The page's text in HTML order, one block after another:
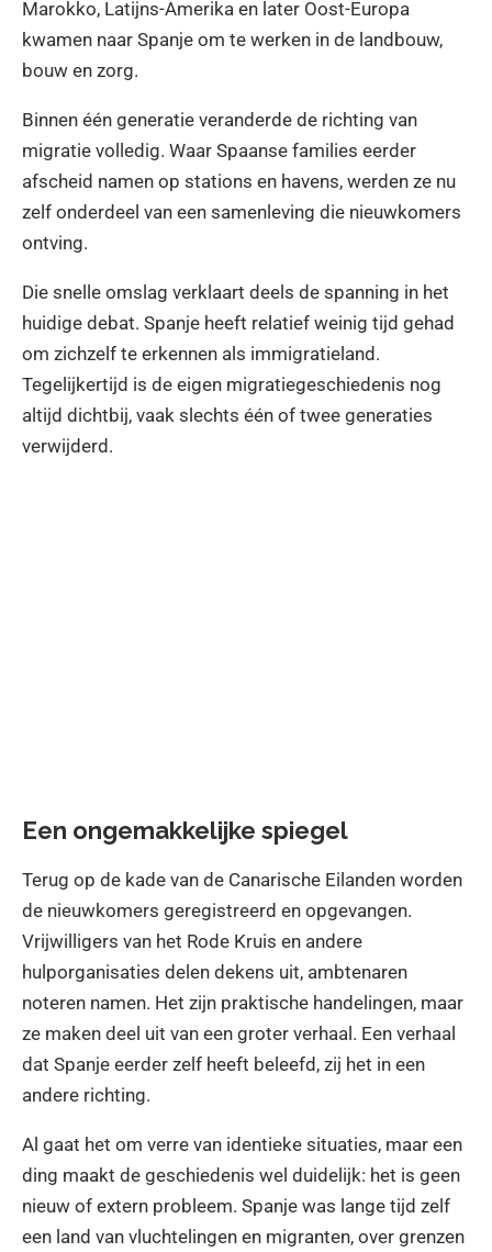
Marokko, Latijns-Amerika en later Oost-Europa
kwamen naar Spanje om te werken in de landbouw,
bouw en zorg.
Binnen één generatie veranderde de richting van
migratie volledig. Waar Spaanse families eerder
afscheid namen op stations en havens, werden ze nu
zelf onderdeel van een samenleving die nieuwkomers
ontving.
Die snelle omslag verklaart deels de spanning in het
huidige debat. Spanje heeft relatief weinig tijd gehad
om zichzelf te erkennen als immigratieland.
Tegelijkertijd is de eigen migratiegeschiedenis nog
altijd dichtbij, vaak slechts één of twee generaties
verwijderd.
Een ongemakkelijke spiegel
Terug op de kade van de Canarische Eilanden worden
de nieuwkomers geregistreerd en opgevangen.
Vrijwilligers van het Rode Kruis en andere
hulporganisaties delen dekens uit, ambtenaren
noteren namen. Het zijn praktische handelingen, maar
ze maken deel uit van een groter verhaal. Een verhaal
dat Spanje eerder zelf heeft beleefd, zij het in een
andere richting.
Al gaat het om verre van identieke situaties, maar een
ding maakt de geschiedenis wel duidelijk: het is geen
nieuw of extern probleem. Spanje was lange tijd zelf
een land van vluchtelingen en migranten, over grenzen